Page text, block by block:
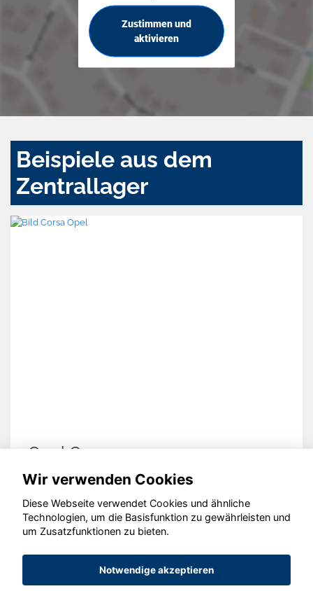
Zustimmen und
aktivieren
Beispiele aus dem
Zentrallager
Opel Corsa
© konjunkturmotor.de GmbH 2020 - 2026
Wir verwenden Cookies
Diese Webseite verwendet Cookies und ähnliche
Technologien, um die Basisfunktion zu gewährleisten und
um Zusatzfunktionen zu bieten.
Notwendige akzeptieren